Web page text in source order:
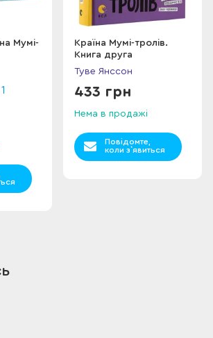
Мумі-
Країна Мумі-тролів.
Книга друга
Туве Янссон
433 грн
Нема в продажі
Повідомте,
коли з`явиться